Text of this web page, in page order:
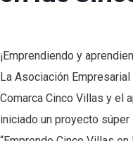
¡Emprendiendo y
La Asociación
Comarca Cinco Villas y el
iniciado un proyecto